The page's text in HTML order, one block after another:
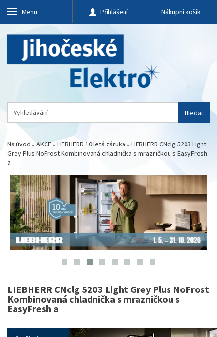
Menu Přihlášení Nákupní košík
Hledat
Na úvod »AKCE» LIEBHERR 10 letá záruka » LIEBHERR CNclg 5203 Light
Grey Plus NoFrost Kombinovaná chladnička s mrazničkou s EasyFresh
a
LIEBHERR CNclg 5203 Light Grey Plus NoFrost
Kombinovaná chladnička s mrazničkou s
EasyFresh a